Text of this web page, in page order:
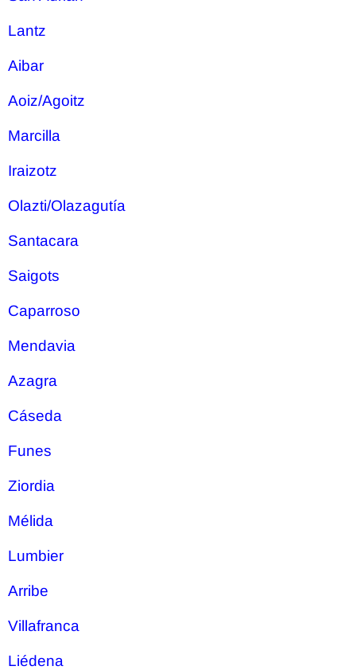
Lantz
Aibar
Aoiz/Agoitz
Marcilla
Iraizotz
Olazti/Olazagutía
Santacara
Saigots
Caparroso
Mendavia
Azagra
Cáseda
Funes
Ziordia
Mélida
Lumbier
Arribe
Villafranca
Liédena